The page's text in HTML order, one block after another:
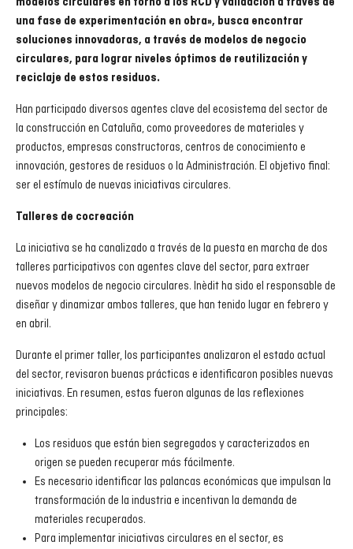
una fase de experimentación en obra», busca encontrar
soluciones innovadoras, a través de modelos de negocio
circulares, para lograr niveles óptimos de reutilización y
reciclaje de estos residuos.
Han participado diversos agentes clave del ecosistema del sector de
la construcción en Cataluña, como proveedores de materiales y
productos, empresas constructoras, centros de conocimiento e
innovación, gestores de residuos o la Administración. El objetivo final:
ser el estímulo de nuevas iniciativas circulares.
Talleres de cocreación
La iniciativa se ha canalizado a través de la puesta en marcha de dos
talleres participativos con agentes clave del sector, para extraer
nuevos modelos de negocio circulares. Inèdit ha sido el responsable de
diseñar y dinamizar ambos talleres, que han tenido lugar en febrero y
en abril.
Durante el primer taller, los participantes analizaron el estado actual
del sector, revisaron buenas prácticas e identificaron posibles nuevas
iniciativas. En resumen, estas fueron algunas de las reflexiones
principales:
Los residuos que están bien segregados y caracterizados en
origen se pueden recuperar más fácilmente.
Es necesario identificar las palancas económicas que impulsan la
transformación de la industria e incentivan la demanda de
materiales recuperados.
Para implementar iniciativas circulares en el sector, es